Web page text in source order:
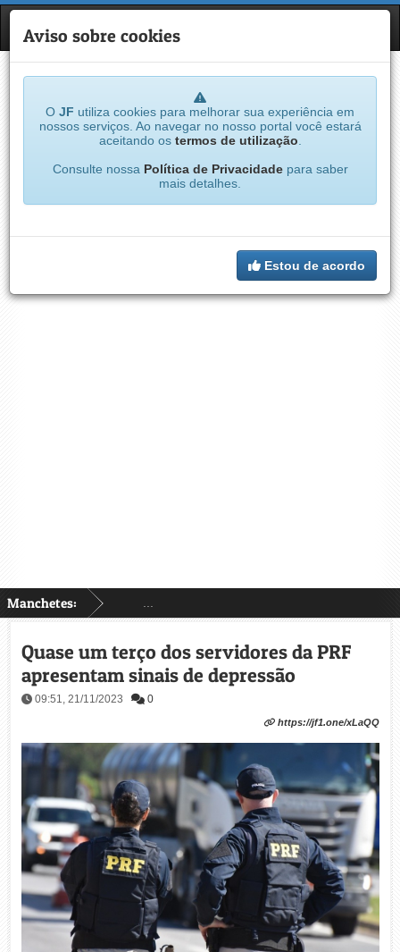
JF
Manchetes:
Aviso sobre cookies
O JF utiliza cookies para melhorar sua experiência em
nossos serviços. Ao navegar no nosso portal você estará
aceitando os termos de utilização
Consulte nossa Política de Privacidadepara saber
mais detalhes.
Estou de acordo
Quase um terço dos servidores da PRF
apresentam sinais de depressão
09:51, 21/11/2023 0
https://jf1.one/xLaQQ